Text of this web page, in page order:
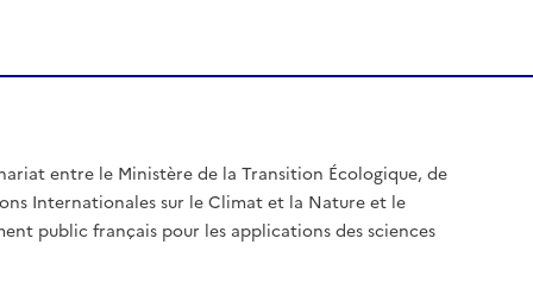
entre le Ministère de la Transition Écologique, de
Internationales sur le Climat et la Nature et le
public français pour les applications des sciences